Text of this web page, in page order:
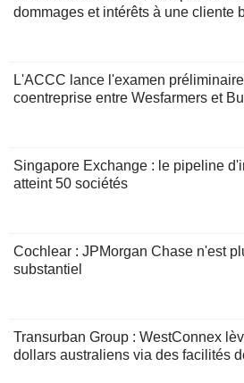
dommages et intérêts à une cliente
L'ACCC lance l'examen
coentreprise entre Wesfarmers et
Singapore Exchange : le pipeline
atteint 50 sociétés
Cochlear : JPMorgan Chase n'est
substantiel
Transurban Group : WestConnex
dollars australiens via des facilités